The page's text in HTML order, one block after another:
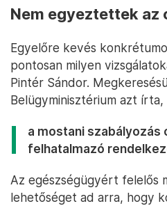
Nem egyeztettek az
Egyelőre kevés
pontosan milyen
Pintér Sándor.
Belügyminisztérium azt írta,
a mostani szabályozás
felhatalmazó
Az egészségügyért felelős
lehetőséget ad arra, hogy